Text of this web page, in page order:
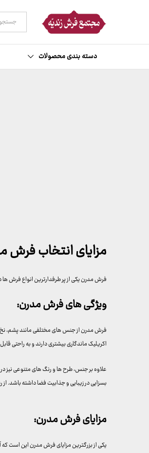
همه دسته
دسته بندی محصولات
مزایای انتخاب فرش
فرش مدرن یکی از پر طرفدارترین انواع فرش ها
ویژگی های فرش مدرن:
فرش مدرن از جنس های مختلفی مانند پشم،
اکریلیک ماندگاری بیشتری دارند و به راحتی
علاوه بر جنس، طرح ها و رنگ های متنوعی نیز
بسزایی در زیبایی و جذابیت فضا داشته باشد.
مزایای فرش مدرن:
یکی از بزرگترین مزایای فرش مدرن این است